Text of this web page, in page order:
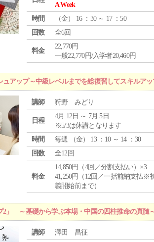
A Week
時間
（金） 16 ：30 ～ 17 ：50
回数
全6回
料金
22,770円
一般22,770円/入学者20,460円
ュアップ～中級レベルまでを総復習してスキルア
講師 狩野 みどり
日程
4月 12日 ～ 7月 5日
※5/3は休講となります
時間
毎週 （金） 13 ：10 ～ 14 ：30
回数
全12回
料金
14,850円（4回／分割支払い）×3
41,250円（12回／一括前納支払※
義開始前まで）
2」 ～基礎から学ぶ本場・中国の四柱推命の真髄
講師 澤田 昌征